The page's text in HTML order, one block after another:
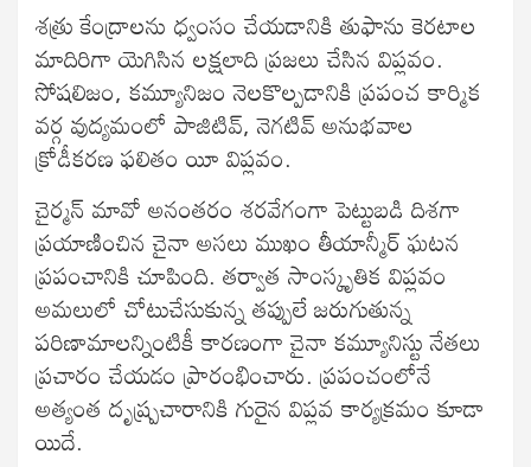
శత్రు కేంద్రాలను ధ్వంసం చేయడానికి తుఫాను కెరటాల
మాదిరిగా యెగిసిన లక్షలాది ప్రజలు చేసిన విప్లవం.
సోషలిజం, కమ్యూనిజం నెలకొల్పడానికి ప్రపంచ కార్మిక
వర్గ వుద్యమంలో పాజిటివ్, నెగటివ్ అనుభవాల
క్రోడీకరణ ఫలితం యీ విప్లవం.
చైర్మన్ మావో అనంతరం శరవేగంగా పెట్టుబడి దిశగా
ప్రయాణించిన చైనా అసలు ముఖం తీయాన్మీర్ ఘటన
ప్రపంచానికి చూపింది. తర్వాత సాంస్కృతిక విప్లవం
అమలులో చోటుచేసుకున్న తప్పులే జరుగుతున్న
పరిణామాలన్నింటికీ కారణంగా చైనా కమ్యూనిస్టు నేతలు
ప్రచారం చేయడం ప్రారంభించారు. ప్రపంచంలోనే
అత్యంత దృష్ప్రచారానికి గురైన విప్లవ కార్యక్రమం కూడా
యిదే.